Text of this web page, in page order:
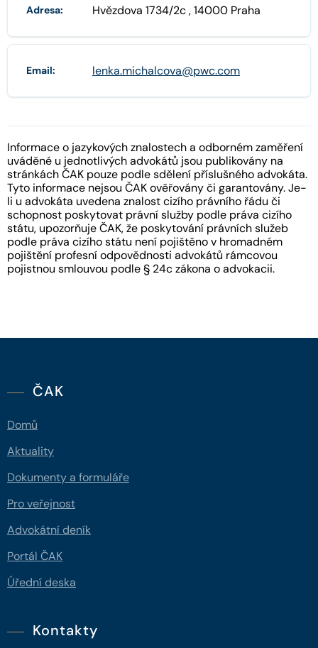
Adresa: Hvězdova 1734/2c , 14000 Praha
Email: lenka.michalcova@pwc.com
Informace o jazykových znalostech a odborném zaměření
uváděné u jednotlivých advokátů jsou publikovány na
stránkách ČAK pouze podle sdělení příslušného advokáta.
Tyto informace nejsou ČAK ověřovány či garantovány. Je-
li u advokáta uvedena znalost cizího právního řádu či
schopnost poskytovat právní služby podle práva cizího
státu, upozorňuje ČAK, že poskytování právních služeb
podle práva cizího státu není pojištěno v hromadném
pojištění profesní odpovědnosti advokátů rámcovou
pojistnou smlouvou podle § 24c zákona o advokacii.
ČAK
Domů
Aktuality
Dokumenty a formuláře
Pro veřejnost
Advokátní deník
Portál ČAK
Úřední deska
Kontakty